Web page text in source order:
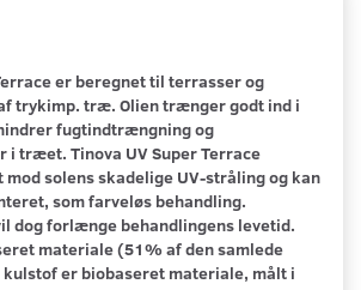
er beregnet til terrasser og
trykimp. træ. Olien trænger godt ind i
fugtindtrængning og
træet. Tinova UV Super Terrace
solens skadelige UV-stråling og kan
som farveløs behandling.
dog forlænge behandlingens levetid.
materiale (51% af den samlede
er biobaseret materiale, målt i